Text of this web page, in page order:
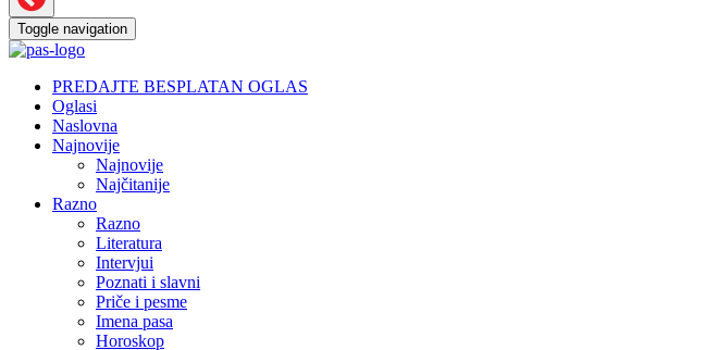
Toggle navigation
PREDAJTE BESPLATAN OGLAS
Oglasi
Naslovna
Najnovije
Najnovije
Najčitanije
Razno
Razno
Literatura
Intervjui
Poznati i slavni
Priče i pesme
Imena pasa
Horoskop